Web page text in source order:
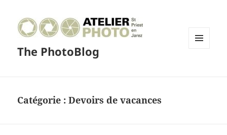
The PhotoBlog
Catégorie :Devoirs de vacances